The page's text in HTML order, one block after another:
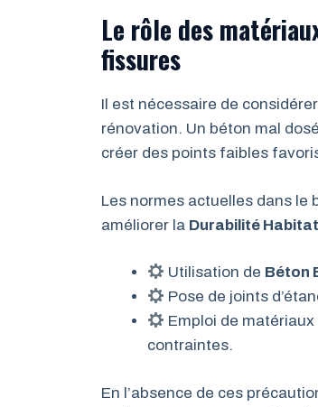
Le rôle des
fissures
Il est nécessaire de
rénovation. Un béton mal
créer des points faibles
Les normes actuelles dans
améliorer la Durabilité Habitat
Utilisation de Béton
Pose de joints
Emploi de
contraintes.
En l’absence de ces